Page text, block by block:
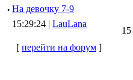
· Hа девочку 7-9
15:29:24 | LauLana
[ перейти на форум ]
15